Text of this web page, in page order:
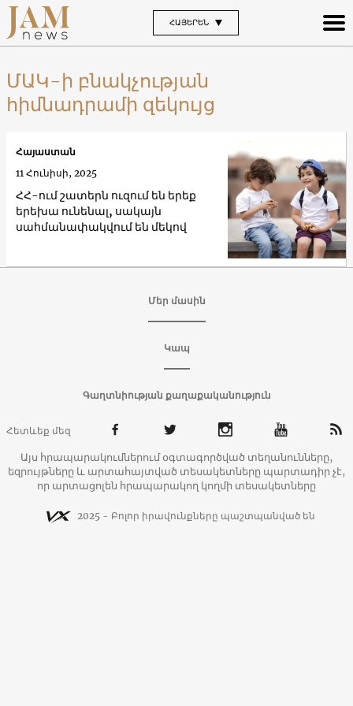
ՀԱՅԵՐԵՆ
ՄԱԿ-ի բնակչության
հիմնադրամի զեկույց
ՀՀ-ում շատերն ուզում են երեք
երեխա ունենալ, սակայն
սահմանափակվում են մեկով
Հայաստան
11 Հունիսի, 2025
Մեր մասին
Կապ
Գաղտնիության քաղաքականություն
Հետևեք մեզ
Այս հրապարակումներում օգտագործված տեղանունները,
եզրույթները և արտահայտված տեսակետները պարտադիր չէ,
որ արտացոլեն հրապարակող կողմի տեսակետները
2025 - Բոլոր իրավունքները պաշտպանված են